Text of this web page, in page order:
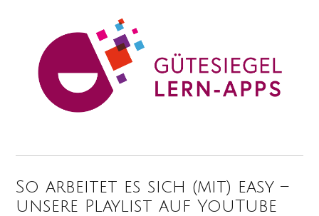
So arbeitet es sich (mit) easy –
unsere Playlist auf YouTube